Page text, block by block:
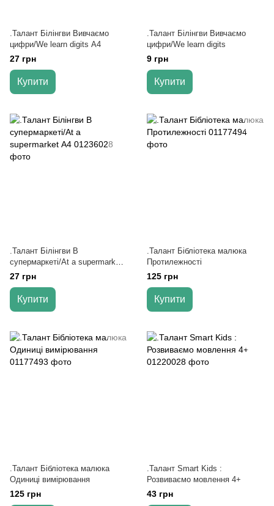
.Талант Білінгви Вивчаємо
цифри/We learn digits А4
27 грн
Купити
.Талант Білінгви Вивчаємо
цифри/We learn digits
9 грн
Купити
.Талант Білінгви В
супермаркеті/At a supermarket
А4
27 грн
Купити
.Талант Бібліотека малюка
Протилежності
125 грн
Купити
.Талант Бібліотека малюка
Одиниці вимірювання
125 грн
.Талант Smart Kids :
Розвиваємо мовлення 4+
43 грн